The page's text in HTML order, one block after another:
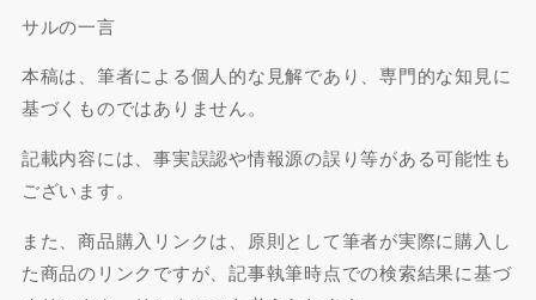
サルの一言
本稿は、筆者による個人的な見解であり、専門的な知見に
基づくものではありません。
記載内容には、事実誤認や情報源の誤り等がある可能性も
ございます。
また、商品購入リンクは、原則として筆者が実際に購入し
た商品のリンクですが、記事執筆時点での検索結果に基づ